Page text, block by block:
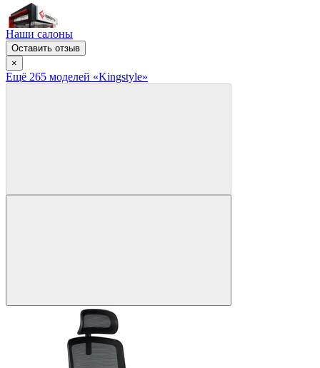
Наши салоны
Оставить отзыв
×
Ещё 265 моделей «Kingstyle»